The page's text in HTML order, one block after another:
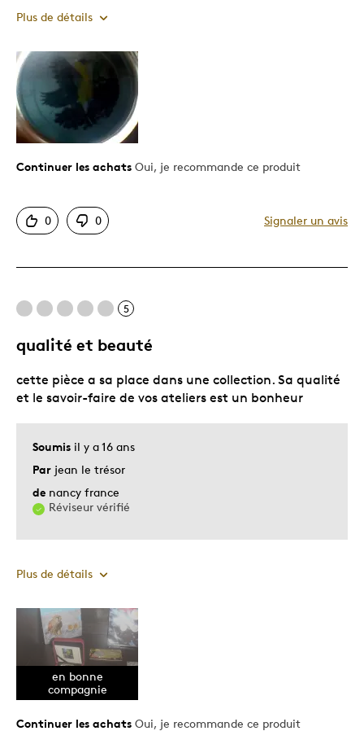
Plus de détails
Le pour
Bonne valeur
Motif attrayant
Original
Très bonne qualité
Le contre
Rien
Les meilleures utilisations
Cadeau pour enfant
Occasion spéciale
Continuer les achats Oui, je recommande ce produit
0 0 Signaler un avis
5
qualité et beauté
Soumis il y a 16 ans
Par jean le trésor
de nancy france
Réviseur vérifié
cette pièce a sa place dans une collection. Sa qualité
et le savoir-faire de vos ateliers est un bonheur
Plus de détails
Le pour
Motif attrayant
Plaisir des yeux
Très bonne qualité
en bonne
compagnie
Continuer les achats Oui, je recommande ce produit